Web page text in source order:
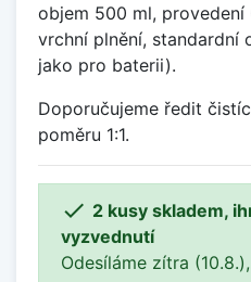
objem 500 ml,
vrchní plnění, standardní
jako pro baterii).
Doporučujeme ředit
poměru 1:1.
 2 kusy skladem,
vyzvednutí
Odesíláme zítra